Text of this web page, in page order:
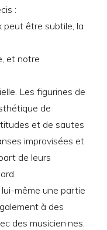
:
peut être subtile, la
et notre
Les figurines de
de
et de sautes
improvisées et
de leurs
même une partie
à des
des musicien·nes.